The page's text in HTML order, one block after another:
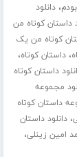
،دانلود
داستان کوتاه من
کوتاه من یک
،داستان کوتاه،
داستان کوتاه
مجموعه
داستان کوتاه
،دانلود داستان
امین زینلی،